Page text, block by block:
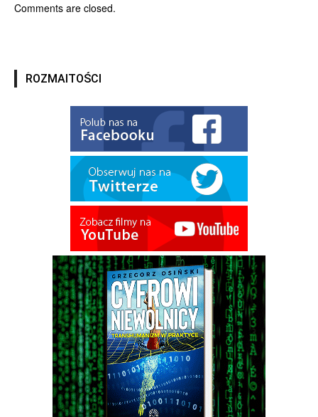
Comments are closed.
ROZMAITOŚCI